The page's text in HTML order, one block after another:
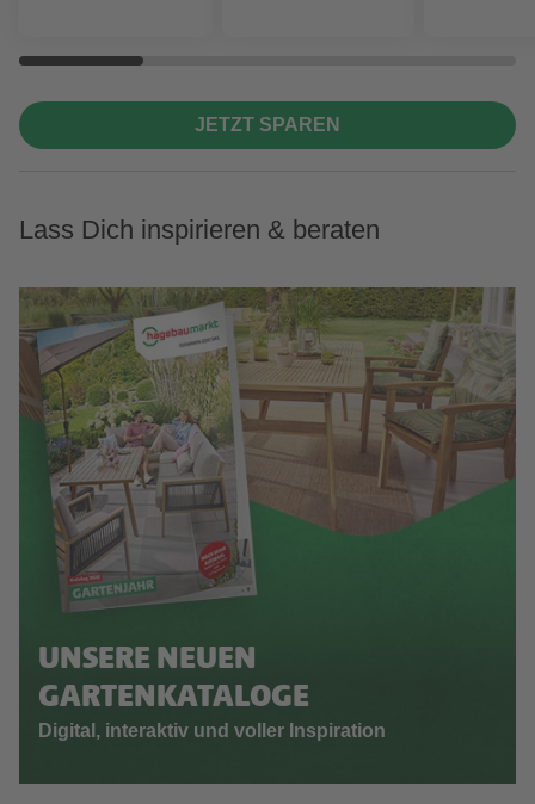
JETZT SPAREN
Lass Dich inspirieren & beraten
UNSERE NEUEN
GARTENKATALOGE
Digital, interaktiv und voller Inspiration